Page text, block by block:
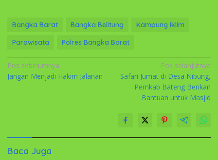
Bangka Barat Bangka Belitung
Kampung Iklim
Parawisata
Polres Bangka Barat
Navigasi
pos
Pos sebelumnya
Jangan Menjadi Hakim Jalanan
Pos selanjutnya
Safari Jumat di Desa Nibung,
Pemkab Bateng Berikan
Bantuan untuk Masjid
Baca Juga